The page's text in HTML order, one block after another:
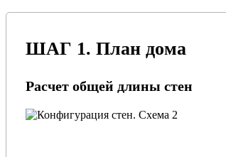
ШАГ 1. План дома
Расчет общей длины стен